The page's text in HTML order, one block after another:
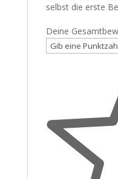
selbst die erste
Deine